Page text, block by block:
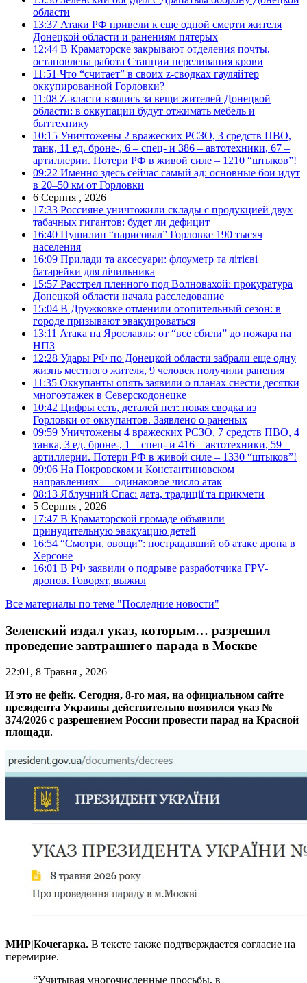
области
13:37 Атаки РФ привели к еще одной смерти жителя
Донецкой области и ранениям пятерых
12:44 В Краматорске закрывают отделения почты,
остановлена работа Станции переливания крови
11:51 Что “считает” в своих z-сводках гауляйтер
оккупированной Горловки?
11:08 Z-власти взялись за вещи жителей Донецкой
области: в оккупации будут отжимать мебель и
быттехнику
10:15 Уничтожены 2 вражеских РСЗО, 3 средств ПВО,
танк, 11 ед. броне-, 6 – спец- и 386 – автотехники, 67 –
артиллерии. Потери РФ в живой силе – 1210 “штыков”!
09:22 Именно здесь сейчас самый ад: основные бои идут
в 20–50 км от Горловки
6 Серпня , 2026
17:33 Россияне уничтожили склады с продукцией двух
табачных гигантов: будет ли дефицит
16:40 Пушилин “нарисовал” Горловке 190 тысяч
населения
16:09 Прилади та аксесуари: флоуметр та літієві
батарейки для лічильника
15:57 Расстрел пленного под Волновахой: прокуратура
Донецкой области начала расследование
15:04 В Дружковке отменили отопительный сезон: в
городе призывают эвакуироваться
13:11 Атака на Ярославль: от “все сбили” до пожара на
НПЗ
12:28 Удары РФ по Донецкой области забрали еще одну
жизнь местного жителя, 9 человек получили ранения
11:35 Оккупанты опять заявили о планах снести десятки
многоэтажек в Северскодонецке
10:42 Цифры есть, деталей нет: новая сводка из
Горловки от оккупантов. Заявлено о раненых
09:59 Уничтожены 4 вражеских РСЗО, 7 средств ПВО, 4
танка, 3 ед. броне-, 1 – спец- и 416 – автотехники, 59 –
артиллерии. Потери РФ в живой силе – 1330 “штыков”!
09:06 На Покровском и Константиновском
направлениях — одинаковое число атак
08:13 Яблучний Спас: дата, традиції та прикмети
5 Серпня , 2026
17:47 В Краматорской громаде объявили
принудительную эвакуацию детей
16:54 “Смотри, овощи”: пострадавший об атаке дрона в
Херсоне
16:01 В РФ заявили о подрыве разработчика FPV-
дронов. Говорят, выжил
Все материалы по теме "Последние новости"
Зеленский издал указ, которым… разрешил
проведение завтрашнего парада в Москве
22:01, 8 Травня , 2026
И это не фейк. Сегодня, 8-го мая, на официальном сайте
президента Украины действительно появился указ №
374/2026 с разрешением России провести парад на Красной
площади.
МИР|Кочегарка. В тексте также подтверждается согласие на
перемирие.
“Учитывая многочисленные просьбы, в